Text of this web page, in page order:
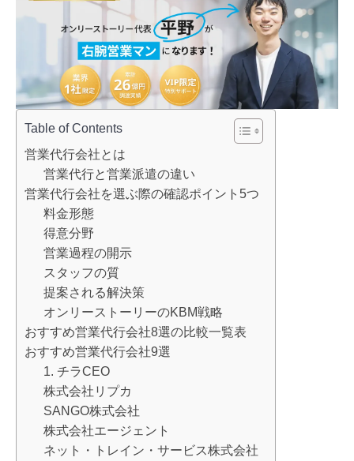
Table of Contents
営業代行会社とは
営業代行と営業派遣の違い
営業代行会社を選ぶ際の確認ポイント5つ
料金形態
得意分野
営業過程の開示
スタッフの質
提案される解決策
オンリーストーリーのKBM戦略
おすすめ営業代行会社8選の比較一覧表
おすすめ営業代行会社9選
1. チラCEO
株式会社リプカ
SANGO株式会社
株式会社エージェント
ネット・トレイン・サービス株式会社